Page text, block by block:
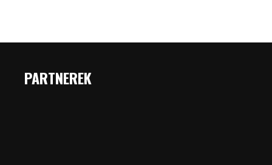
PARTNEREK